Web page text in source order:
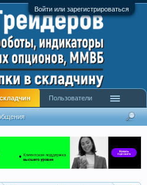
Войти или зарегистрироваться
Пользователи